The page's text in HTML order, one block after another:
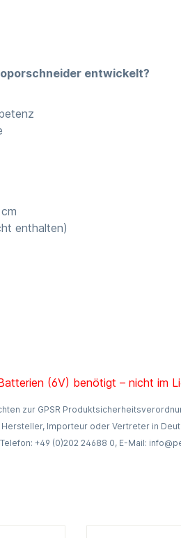
entwickelt?
enthalten)
(6V) benötigt – nicht im
zur GPSR
Hersteller, Importeur oder Vertreter in
+49 (0)202 24688 0, E-Mail: